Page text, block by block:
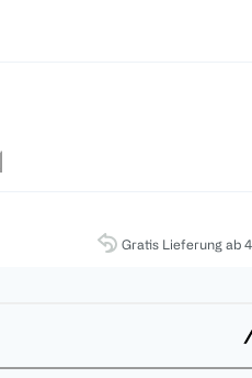
Gratis Lieferung ab